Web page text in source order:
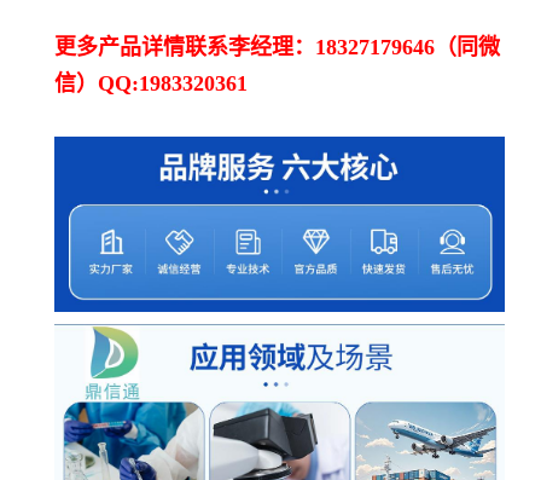
更多产品详情联系李经理：18327179646（同微
信）QQ:1983320361